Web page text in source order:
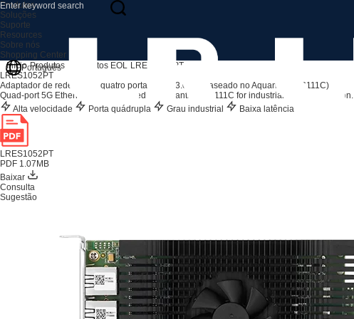
Produtos
Soluções
Suporte
Resources
Sobre nós
Shopping Center
Português
Início Produtos Produtos EOL LRES1052PT
LRES1052PT
Adaptador de rede 5G de quatro portas PCIe 3.0 x4 (baseado no Aquantia AQC111C)
Quad-port 5G Ethernet adapter based on Aquantia AQC111C for industrial vision inspection.
Alta velocidade
Porta quádrupla Grau industrial Baixa latência
LRES1052PT
PDF 1.07MB
Baixar
Consulta
Sugestão